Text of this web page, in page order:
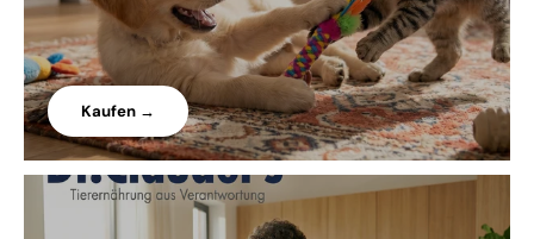
Kaufen →